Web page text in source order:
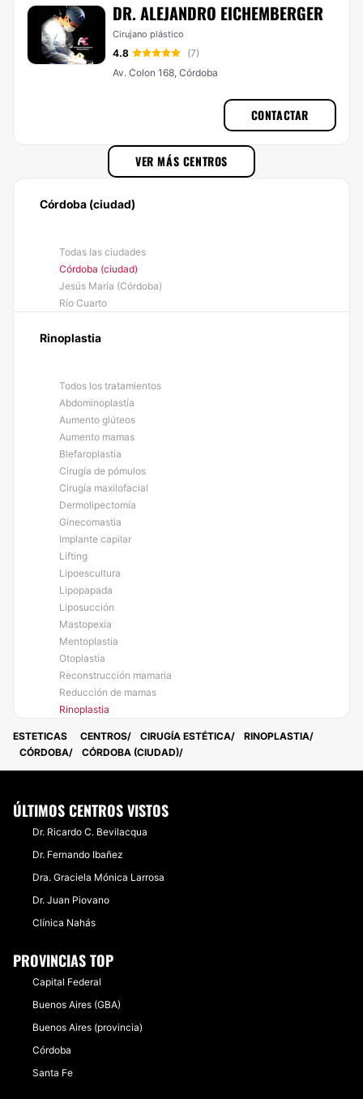
DR. ALEJANDRO EICHEMBERGER
Cirujano plástico
4.8
(7)
Av. Colon 168, Córdoba
CONTACTAR
VER MÁS CENTROS
Córdoba (ciudad)
Todas las ciudades
Córdoba (ciudad)
Jesús María (Córdoba)
Río Cuarto
Rinoplastia
Todos los tratamientos
Abdominoplastía
Aumento glúteos
Aumento mamas
Blefaroplastia
Cirugía de pómulos
Cirugía maxilofacial
Dermolipectomía
Ginecomastia
Implante capilar
Lifting
Lipoescultura
Lipopapada
Liposucción
Mastopexia
Mentoplastia
Otoplastia
Reconstrucción mamaria
Reducción de mamas
Rinoplastia
ESTETICAS CENTROS CIRUGÍA ESTÉTICA
RINOPLASTIA
CÓRDOBA
CÓRDOBA (CIUDAD)
ÚLTIMOS CENTROS VISTOS
Dr. Ricardo C. Bevilacqua
Dr. Fernando Ibañez
Dra. Graciela Mónica Larrosa
Dr. Juan Piovano
Clínica Nahás
PROVINCIAS TOP
Capital Federal
Buenos Aires (GBA)
Buenos Aires (provincia)
Córdoba
Santa Fe